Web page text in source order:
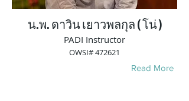
น.พ. ดาวิน เยาวพลกุล ( โน่ )
PADI Instructor
OWSI# 472621
Read More